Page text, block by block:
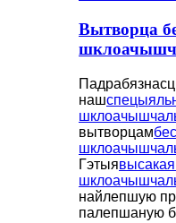
Вытворца
наш
вытворцам
Гэтыя
найлепшую
палепшаную